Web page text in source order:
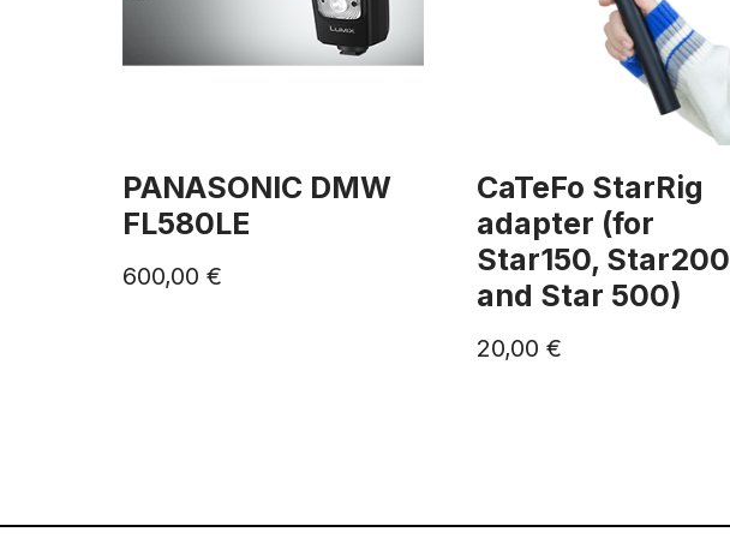
PANASONIC DMW
FL580LE
600,00 €
CaTeFo StarRig
adapter (for
Star150, Star200
and Star 500)
20,00 €